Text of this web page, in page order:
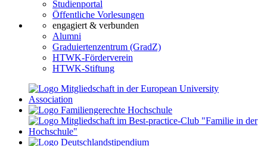
Studienportal
Öffentliche Vorlesungen
engagiert & verbunden
Alumni
Graduiertenzentrum (GradZ)
HTWK-Förderverein
HTWK-Stiftung